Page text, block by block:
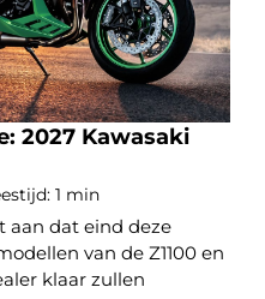
2027 Kawasaki
1 min
aan dat eind deze
van de Z1100 en
klaar zullen